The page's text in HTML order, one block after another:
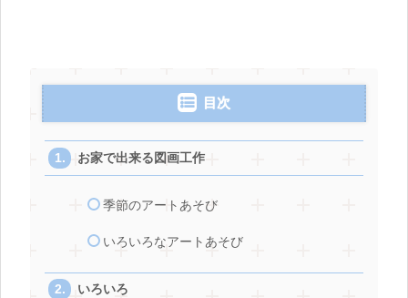
目次
お家で出来る図画工作
季節のアートあそび
いろいろなアートあそび
いろいろ